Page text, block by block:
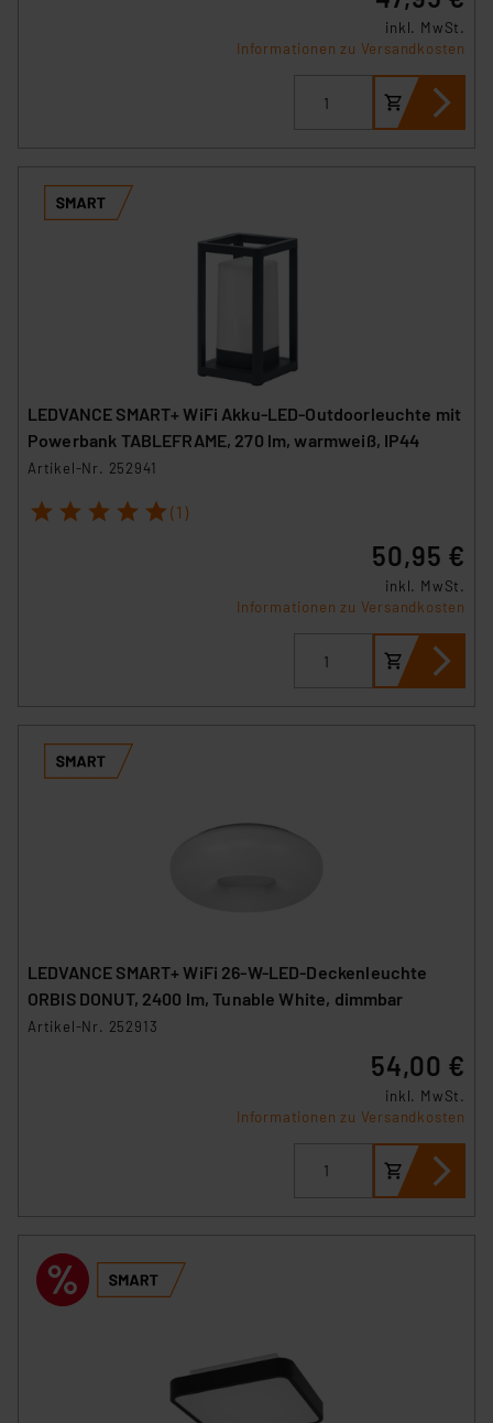
inkl. MwSt.
Informationen zu Versandkosten
LEDVANCE SMART+ WiFi Akku-LED-Outdoorleuchte mit
Powerbank TABLEFRAME, 270 lm, warmweiß, IP44
Artikel-Nr. 252941
1 2 3 4 5 (1)
50,95 €
inkl. MwSt.
Informationen zu Versandkosten
LEDVANCE SMART+ WiFi 26-W-LED-Deckenleuchte
ORBIS DONUT, 2400 lm, Tunable White, dimmbar
Artikel-Nr. 252913
54,00 €
inkl. MwSt.
Informationen zu Versandkosten